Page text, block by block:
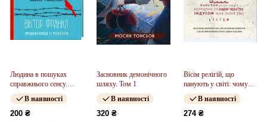
Людина в пошуках
справжнього сенсу.
Психолог у концтаборі
В наявності
200 ₴
Засновник демонічного
шляху. Том 1
В наявності
320 ₴
Вісім релігій, що
панують у світі: чому
їхні відмінності мають
значенняВ наявності
274 ₴